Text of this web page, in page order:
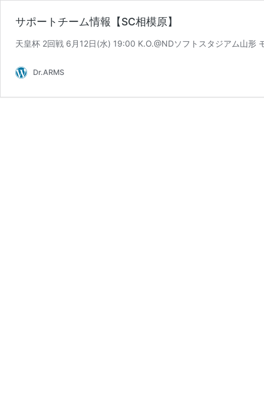
サポートチーム情報【SC相模原】
天皇杯 2回戦 6月12日(水) 19:00 K.O.@NDソフトスタジアム山
Dr.ARMS